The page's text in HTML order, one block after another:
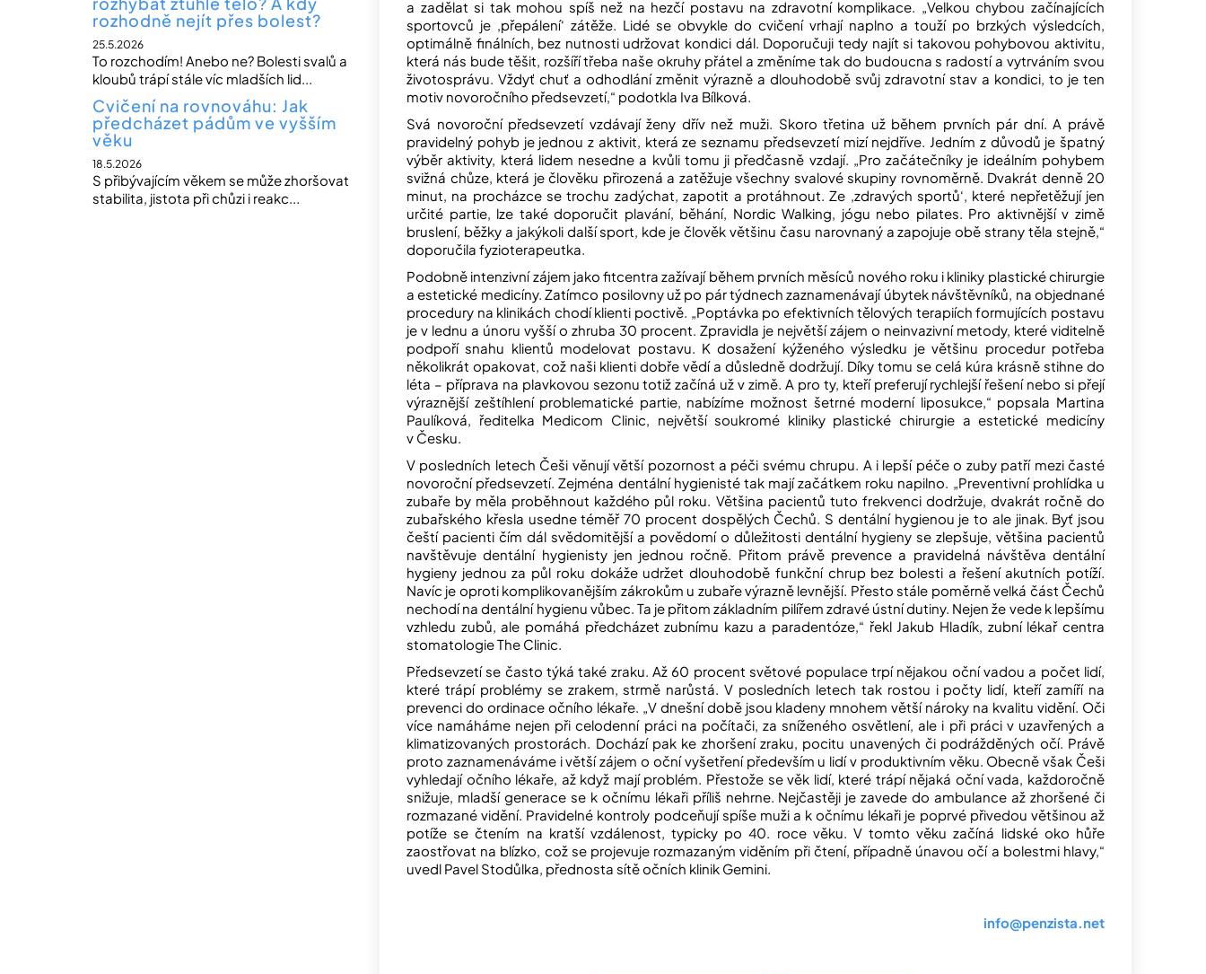
rozhodně nejít přes bolest?
25.5.2026
To rozchodím! Anebo ne? Bolesti svalů a
kloubů trápí stále víc mladších lid...
Cvičení na rovnováhu: Jak
předcházet pádům ve vyšším
věku
18.5.2026
S přibývajícím věkem se může zhoršovat
stabilita, jistota při chůzi i reakc...
a zadělat si tak mohou spíš než na hezčí postavu na zdravotní komplikace. „Velkou chybou začínajících
sportovců je ‚přepálení‘ zátěže. Lidé se obvykle do cvičení vrhají naplno a touží po brzkých výsledcích,
optimálně finálních, bez nutnosti udržovat kondici dál. Doporučuji tedy najít si takovou pohybovou aktivitu,
která nás bude těšit, rozšíří třeba naše okruhy přátel a změníme tak do budoucna s radostí a vytrváním svou
životosprávu. Vždyť chuť a odhodlání změnit výrazně a dlouhodobě svůj zdravotní stav a kondici, to je ten
motiv novoročního předsevzetí,“ podotkla Iva Bílková.
Svá novoroční předsevzetí vzdávají ženy dřív než muži. Skoro třetina už během prvních pár dní. A právě
pravidelný pohyb je jednou z aktivit, která ze seznamu předsevzetí mizí nejdříve. Jedním z důvodů je špatný
výběr aktivity, která lidem nesedne a kvůli tomu ji předčasně vzdají. „Pro začátečníky je ideálním pohybem
svižná chůze, která je člověku přirozená a zatěžuje všechny svalové skupiny rovnoměrně. Dvakrát denně 20
minut, na procházce se trochu zadýchat, zapotit a protáhnout. Ze ‚zdravých sportů‘, které nepřetěžují jen
určité partie, lze také doporučit plavání, běhání, Nordic Walking, jógu nebo pilates. Pro aktivnější v zimě
bruslení, běžky a jakýkoli další sport, kde je člověk většinu času narovnaný a zapojuje obě strany těla stejně,“
doporučila fyzioterapeutka.
Podobně intenzivní zájem jako fitcentra zažívají během prvních měsíců nového roku i kliniky plastické chirurgie
a estetické medicíny. Zatímco posilovny už po pár týdnech zaznamenávají úbytek návštěvníků, na objednané
procedury na klinikách chodí klienti poctivě. „Poptávka po efektivních tělových terapiích formujících postavu
je v lednu a únoru vyšší o zhruba 30 procent. Zpravidla je největší zájem o neinvazivní metody, které viditelně
podpoří snahu klientů modelovat postavu. K dosažení kýženého výsledku je většinu procedur potřeba
několikrát opakovat, což naši klienti dobře vědí a důsledně dodržují. Díky tomu se celá kúra krásně stihne do
léta – příprava na plavkovou sezonu totiž začíná už v zimě. A pro ty, kteří preferují rychlejší řešení nebo si přejí
výraznější zeštíhlení problematické partie, nabízíme možnost šetrné moderní liposukce,“ popsala Martina
Paulíková, ředitelka Medicom Clinic, největší soukromé kliniky plastické chirurgie a estetické medicíny
v Česku.
V posledních letech Češi věnují větší pozornost a péči svému chrupu. A i lepší péče o zuby patří mezi časté
novoroční předsevzetí. Zejména dentální hygienisté tak mají začátkem roku napilno. „Preventivní prohlídka u
zubaře by měla proběhnout každého půl roku. Většina pacientů tuto frekvenci dodržuje, dvakrát ročně do
zubařského křesla usedne téměř 70 procent dospělých Čechů. S dentální hygienou je to ale jinak. Byť jsou
čeští pacienti čím dál svědomitější a povědomí o důležitosti dentální hygieny se zlepšuje, většina pacientů
navštěvuje dentální hygienisty jen jednou ročně. Přitom právě prevence a pravidelná návštěva dentální
hygieny jednou za půl roku dokáže udržet dlouhodobě funkční chrup bez bolesti a řešení akutních potíží.
Navíc je oproti komplikovanějším zákrokům u zubaře výrazně levnější. Přesto stále poměrně velká část Čechů
nechodí na dentální hygienu vůbec. Ta je přitom základním pilířem zdravé ústní dutiny. Nejen že vede k lepšímu
vzhledu zubů, ale pomáhá předcházet zubnímu kazu a paradentóze,“ řekl Jakub Hladík, zubní lékař centra
stomatologie The Clinic.
Předsevzetí se často týká také zraku. Až 60 procent světové populace trpí nějakou oční vadou a počet lidí,
které trápí problémy se zrakem, strmě narůstá. V posledních letech tak rostou i počty lidí, kteří zamíří na
prevenci do ordinace očního lékaře. „V dnešní době jsou kladeny mnohem větší nároky na kvalitu vidění. Oči
více namáháme nejen při celodenní práci na počítači, za sníženého osvětlení, ale i při práci v uzavřených a
klimatizovaných prostorách. Dochází pak ke zhoršení zraku, pocitu unavených či podrážděných očí. Právě
proto zaznamenáváme i větší zájem o oční vyšetření především u lidí v produktivním věku. Obecně však Češi
vyhledají očního lékaře, až když mají problém. Přestože se věk lidí, které trápí nějaká oční vada, každoročně
snižuje, mladší generace se k očnímu lékaři příliš nehrne. Nejčastěji je zavede do ambulance až zhoršené či
rozmazané vidění. Pravidelné kontroly podceňují spíše muži a k očnímu lékaři je poprvé přivedou většinou až
potíže se čtením na kratší vzdálenost, typicky po 40. roce věku. V tomto věku začíná lidské oko hůře
zaostřovat na blízko, což se projevuje rozmazaným viděním při čtení, případně únavou očí a bolestmi hlavy,“
uvedl Pavel Stodůlka, přednosta sítě očních klinik Gemini.
info@penzista.net